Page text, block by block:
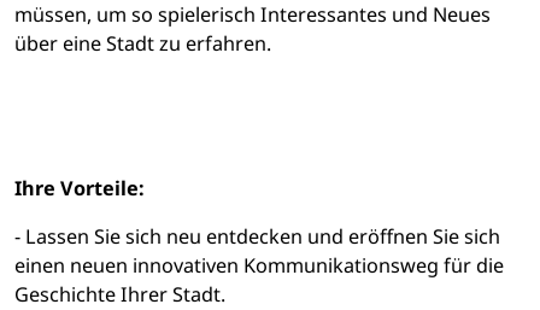
müssen, um so spielerisch Interessantes und Neues
über eine Stadt zu erfahren.
Ihre Vorteile:
- Lassen Sie sich neu entdecken und eröffnen Sie sich
einen neuen innovativen Kommunikationsweg für die
Geschichte Ihrer Stadt.